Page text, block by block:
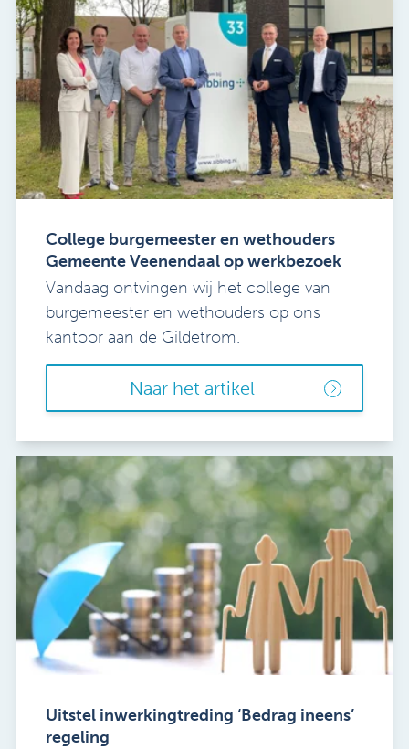
College burgemeester en wethouders
Gemeente Veenendaal op werkbezoek
Vandaag ontvingen wij het college van
burgemeester en wethouders op ons
kantoor aan de Gildetrom.
Naar het artikel
Uitstel inwerkingtreding ‘Bedrag ineens’
regeling